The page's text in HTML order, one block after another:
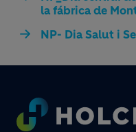
la fábrica de
NP- Dia Salut i
Footer